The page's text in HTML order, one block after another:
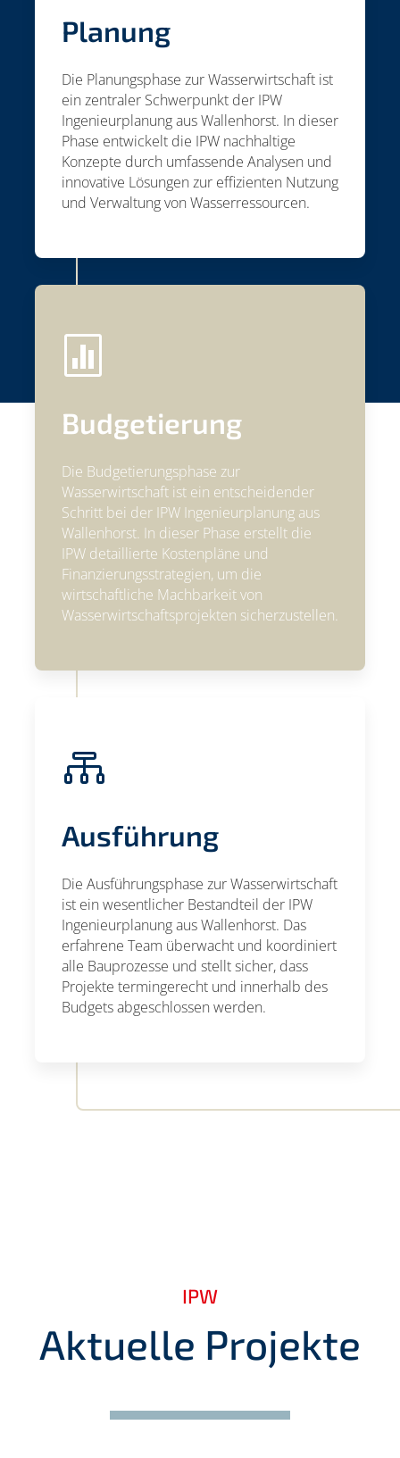
Planung
Die Planungsphase zur Wasserwirtschaft ist
ein zentraler Schwerpunkt der IPW
Ingenieurplanung aus Wallenhorst. In dieser
Phase entwickelt die IPW nachhaltige
Konzepte durch umfassende Analysen und
innovative Lösungen zur effizienten Nutzung
und Verwaltung von Wasserressourcen.

Budgetierung
Die Budgetierungsphase zur
Wasserwirtschaft ist ein entscheidender
Schritt bei der IPW Ingenieurplanung aus
Wallenhorst. In dieser Phase erstellt die
IPW detaillierte Kostenpläne und
Finanzierungsstrategien, um die
wirtschaftliche Machbarkeit von
Wasserwirtschaftsprojekten sicherzustellen.

Ausführung
Die Ausführungsphase zur Wasserwirtschaft
ist ein wesentlicher Bestandteil der IPW
Ingenieurplanung aus Wallenhorst. Das
erfahrene Team überwacht und koordiniert
alle Bauprozesse und stellt sicher, dass
Projekte termingerecht und innerhalb des
Budgets abgeschlossen werden.
IPW
Aktuelle Projekte